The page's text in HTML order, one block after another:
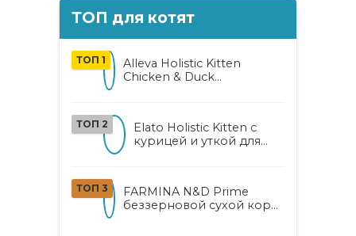
ТОП для котят
ТОП 1
Alleva Holistic Kitten
Chicken & Duck
ТОП 2
Elato Holistic Kitten с
курицей и уткой для
ТОП 3
FARMINA N&D Prime
беззерновой сухой корм